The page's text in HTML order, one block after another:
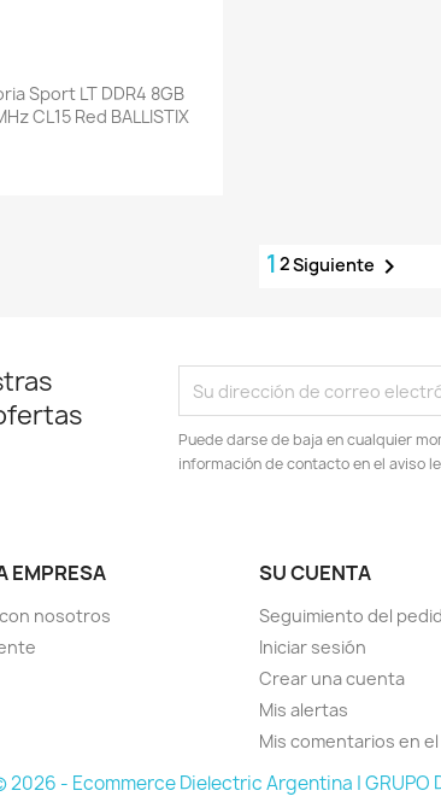
Vista rápida
Sport LT DDR4 8GB
CL15 Red BALLISTIX
1 2Siguiente 
Puede darse de baja en cualquier
información de contacto en el aviso
EMPRESA
nosotros
SU CUENTA
Seguimiento del
Iniciar sesión
Crear una cuenta
Mis alertas
Mis comentarios en
2026 - Ecommerce Dielectric Argentina | GRUPO